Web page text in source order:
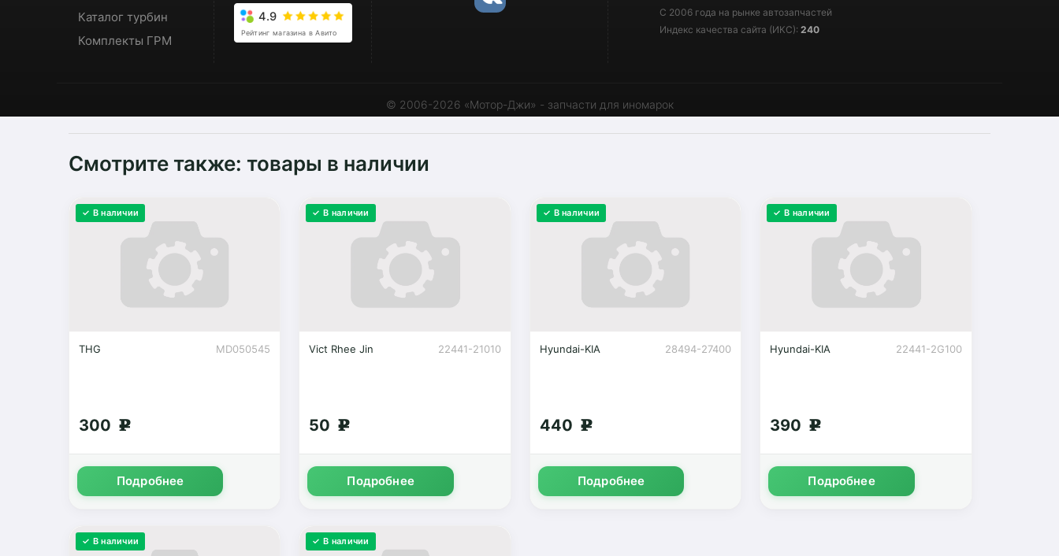
Каталог турбин
Комплекты ГРМ
4.9
Рейтинг магазина в Авито
С 2006 года на рынке автозапчастей
Индекс качества сайта (ИКС): 240
© 2006-2026 «Мотор-Джи» - запчасти для иномарок
Смотрите также: товары в наличии
✓ В наличии
MD050545
THG
300 g
Подробнее
✓ В наличии
22441-21010
Vict Rhee Jin
50 g
Подробнее
✓ В наличии
28494-27400
Hyundai-KIA
440 g
Подробнее
✓ В наличии
22441-2G100
Hyundai-KIA
390 g
Подробнее
✓ В наличии ✓ В наличии